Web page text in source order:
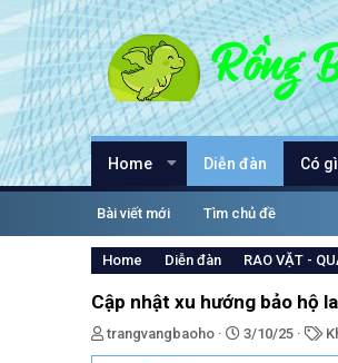
Home Diễn đàn Có
Bài viết mới Tìm chủ đề
Home Diễn đàn RAO VẶT -
Cập nhật xu hướng bảo hộ
T
h
trangvangbaoho
N
g
3/10/25
T
ừ